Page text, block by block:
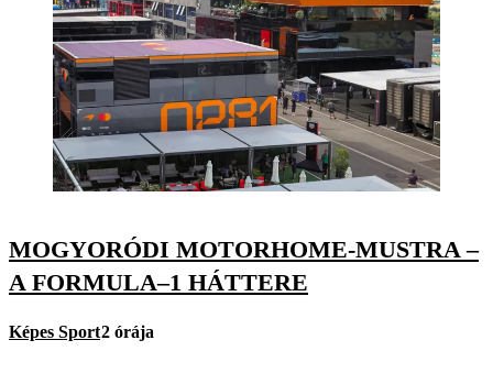
MOGYORÓDI MOTORHOME-MUSTRA –
A FORMULA–1 HÁTTERE
Képes Sport2 órája